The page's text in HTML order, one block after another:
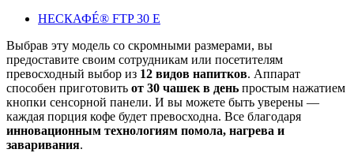
НЕСКАФÉ® FTP 30 E
Выбрав эту модель со скромными размерами, вы
предоставите своим сотрудникам или посетителям
превосходный выбор из 12 видов напитков. Аппарат
способен приготовить от 30 чашек в день простым нажатием
кнопки сенсорной панели. И вы можете быть уверены —
каждая порция кофе будет превосходна. Все благодаря
инновационным технологиям помола, нагрева и
заваривания.